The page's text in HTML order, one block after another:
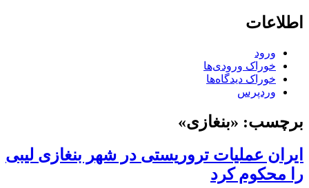
اطلاعات
ورود
خوراک ورودی‌ها
خوراک دیدگاه‌ها
وردپرس
برچسب: «بنغازی»
ایران عملیات تروریستی در شهر بنغازی لیبی
را محکوم کرد